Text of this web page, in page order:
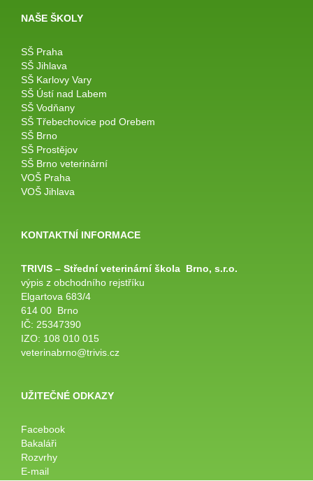
NAŠE ŠKOLY
SŠ Praha
SŠ Jihlava
SŠ Karlovy Vary
SŠ Ústí nad Labem
SŠ Vodňany
SŠ Třebechovice pod Orebem
SŠ Brno
SŠ Prostějov
SŠ Brno veterinární
VOŠ Praha
VOŠ Jihlava
KONTAKTNÍ INFORMACE
TRIVIS – Střední veterinárníškola Brno, s.r.o.
výpis z obchodního rejstříku
Elgartova 683/4
614 00 Brno
IČ: 25347390
IZO: 108 010 015
veterinabrno@trivis.cz
UŽITEČNÉ ODKAZY
Facebook
Bakaláři
Rozvrhy
E-mail